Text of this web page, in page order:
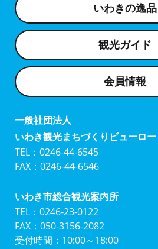
いわきの逸品
観光ガイド
会員情報
一般社団法人
いわき観光まちづくりビューロー
TEL：0246-44-6545
FAX：0246-44-6546
いわき市総合観光案内所
TEL：0246-23-0122
FAX：050-3156-2082
受付時間：10:00～18:00